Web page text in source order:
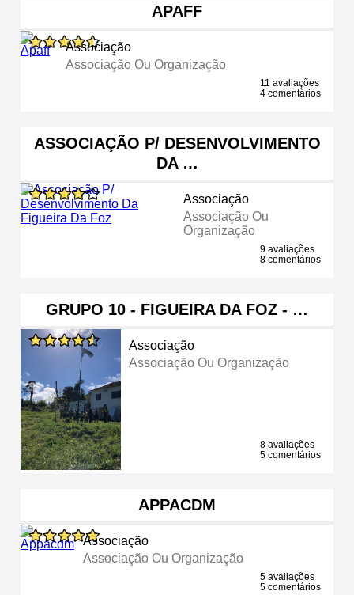
APAFF
Associação
Associação Ou Organização
11 avaliações
4 comentários
ASSOCIAÇÃO P/ DESENVOLVIMENTO
DA …
Associação
Associação Ou
Organização
9 avaliações
8 comentários
GRUPO 10 - FIGUEIRA DA FOZ - …
Associação
Associação Ou Organização
8 avaliações
5 comentários
APPACDM
Associação
Associação Ou Organização
5 avaliações
5 comentários